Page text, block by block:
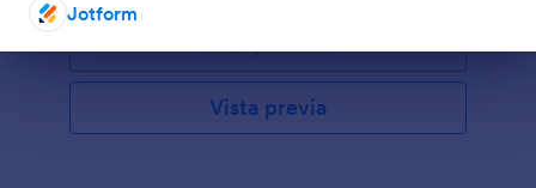
Jotform
Usar plantilla
Vista previa